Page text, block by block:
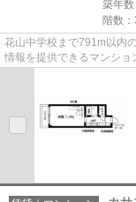
築年数
階数
花山中学校まで791m以内
情報を提供できるマンシ